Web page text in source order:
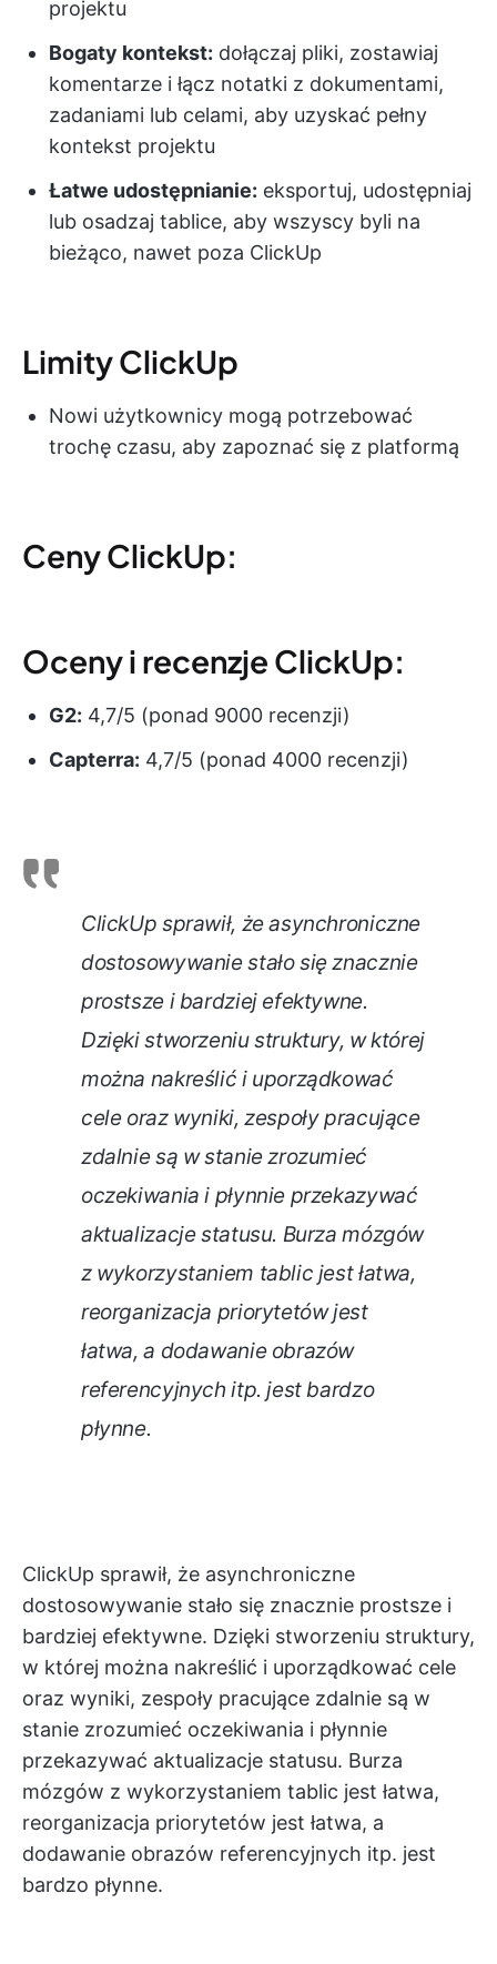
projektu
Bogaty kontekst: dołączaj pliki, zostawiaj
komentarze i łącz notatki z dokumentami,
zadaniami lub celami, aby uzyskać pełny
kontekst projektu
Łatwe udostępnianie: eksportuj, udostępniaj
lub osadzaj tablice, aby wszyscy byli na
bieżąco, nawet poza ClickUp
Limity ClickUp
Nowi użytkownicy mogą potrzebować
trochę czasu, aby zapoznać się z platformą
Ceny ClickUp:
Oceny i recenzje ClickUp:
G2: 4,7/5 (ponad 9000 recenzji)
Capterra: 4,7/5 (ponad 4000 recenzji)
ClickUp sprawił, że asynchroniczne
dostosowywanie stało się znacznie
prostsze i bardziej efektywne.
Dzięki stworzeniu struktury, w której
można nakreślić i uporządkować
cele oraz wyniki, zespoły pracujące
zdalnie są w stanie zrozumieć
oczekiwania i płynnie przekazywać
aktualizacje statusu. Burza mózgów
z wykorzystaniem tablic jest łatwa,
reorganizacja priorytetów jest
łatwa, a dodawanie obrazów
referencyjnych itp. jest bardzo
płynne.
ClickUp sprawił, że asynchroniczne
dostosowywanie stało się znacznie prostsze i
bardziej efektywne. Dzięki stworzeniu struktury,
w której można nakreślić i uporządkować cele
oraz wyniki, zespoły pracujące zdalnie są w
stanie zrozumieć oczekiwania i płynnie
przekazywać aktualizacje statusu. Burza
mózgów z wykorzystaniem tablic jest łatwa,
reorganizacja priorytetów jest łatwa, a
dodawanie obrazów referencyjnych itp. jest
bardzo płynne.